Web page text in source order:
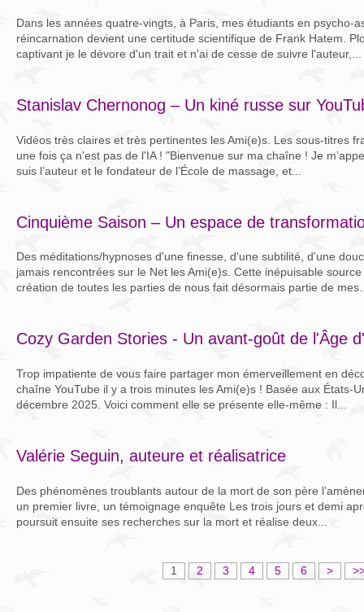
Dans les années quatre-vingts, à Paris, mes étudiants en psycho-
réincarnation devient une certitude scientifique de Frank Hatem.
captivant je le dévore d'un trait et n'ai de cesse de suivre l'auteur,...
Stanislav Chernonog – Un kiné russe sur
Vidéos très claires et très pertinentes les Ami(e)s. Les sous-titres
une fois ça n'est pas de l'IA ! "Bienvenue sur ma chaîne ! Je
suis l’auteur et le fondateur de l’École de massage, et...
Cinquième Saison – Un espace de
Des méditations/hypnoses d'une finesse, d'une subtilité, d'une
jamais rencontrées sur le Net les Ami(e)s. Cette inépuisable
création de toutes les parties de nous fait désormais partie de
Cozy Garden Stories - Un avant-goût de l'Âge
Trop impatiente de vous faire partager mon émerveillement en
chaîne YouTube il y a trois minutes les Ami(e)s ! Basée aux États-
décembre 2025. Voici comment elle se présente elle-même : Il...
Valérie Seguin, auteure et réalisatrice
Des phénomènes troublants autour de la mort de son père
un premier livre, un témoignage enquête Les trois jours et demi
poursuit ensuite ses recherches sur la mort et réalise deux...
1 2 3 4 5 6 >